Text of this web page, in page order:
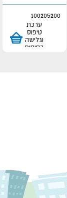
100205200
ערכת
טיפוס
וגלישה
בסיסית